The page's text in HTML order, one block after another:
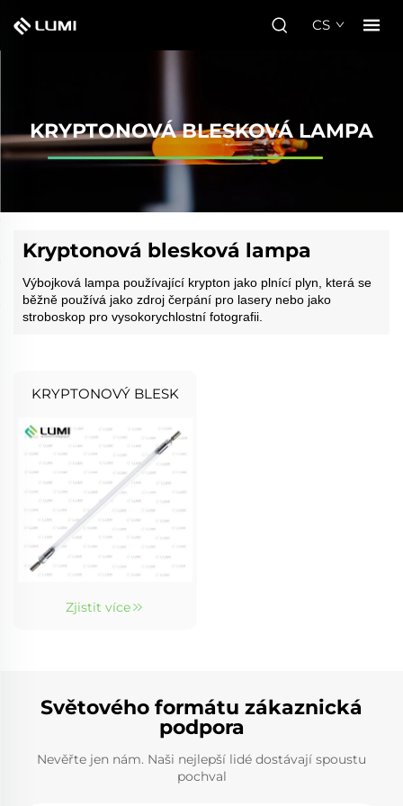
CS
KRYPTONOVÁ BLESKOVÁ LAMPA
Kryptonová blesková lampa
Výbojková lampa používající krypton jako plnící plyn, která se
běžně používá jako zdroj čerpání pro lasery nebo jako
stroboskop pro vysokorychlostní fotografii.
KRYPTONOVÝ BLESK
Zjistit více
Světového formátu zákaznická
podpora
Nevěřte jen nám. Naši nejlepší lidé dostávají spoustu
pochval